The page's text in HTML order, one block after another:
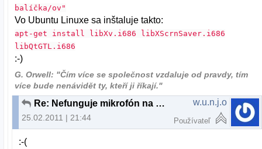
balíčka/ov"
Vo Ubuntu Linuxe sa inštaluje takto:
apt-get install libXv.i686 libXScrnSaver.i686
libQtGTL.i686
:-)
G. Orwell: "Čím více se společnost vzdaluje od pravdy, tím
více bude nenávidět ty, kteří ji říkají."
Re: Nefunguje mikrofón na skype
25.02.2011 | 21:44
w.u.n.j.o
Používateľ
:-(